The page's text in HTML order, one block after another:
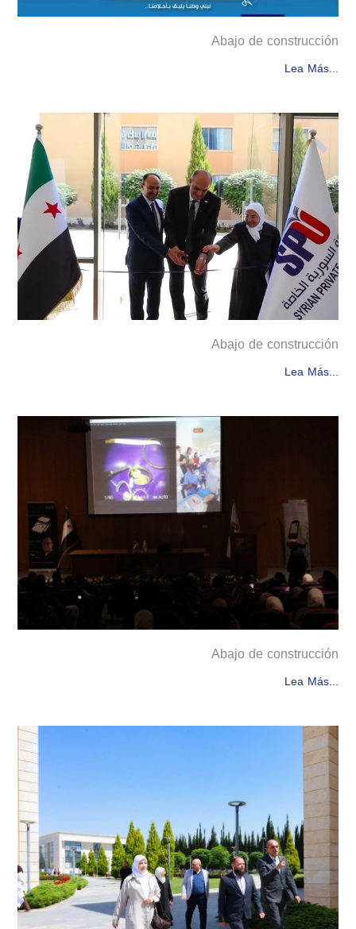
Abajo de construcción
Lea Más...
Abajo de construcción
Lea Más...
Abajo de construcción
Lea Más...